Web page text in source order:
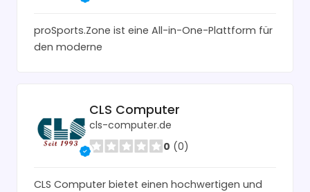
proSports.Zone ist eine All-in-One-Plattform für
den moderne
CLS Computer
cls-computer.de
0 (0)
CLS Computer bietet einen hochwertigen und